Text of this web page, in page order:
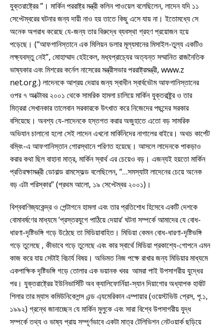
যুক্তরাষ্ট্রের ”। মার্কিন পররাষ্ট্র মন্ত্রী কলিন পাওয়েল বলেছিলেন, লাদেন যদি ১১
সেপ্টেম্বরের ঘটনার জন্য দায়ী নাও হয় তাতে কিছু এসে যায় না। ইতোমধ্যে সে
অনেক অপরাধ করেছে যে-জন্য তার বিরুদ্ধে ব্যবস্থা গ্রহণ প্রয়োজন হয়ে
পড়েছে। (“আফগানিস্তানে এক মিলিয়ন ডলার মূল্যমানের মিসাইল-তুল্য একটিও
লক্ষ্যবস্তু নেই”, মোহাম্মাদ হেইকেল, মধ্যপ্রাচ্যের অত্যন্ত সম্মানিত রাজনৈতিক
ভাষ্যকার এবং মিশরের কর্নেল নাসেরের মন্ত্রীসভার পররাষ্ট্রমন্ত্রী, www.z
net.org.) লাদেনকে আশ্রয় দেয়ার জন্য স্বাধীন স্বার্বভৌম আফগানিস্তানের
ওপর ৭ অক্টোবর ২০০১ থেকে সামরিক হামলা চালিয়ে মার্কিন যুক্তরাষ্ট্র্র ও তার
মিত্ররা সেখানকার তালেবান সরকারকে উৎখাত করে নিজেদের পছন্দের সরকার
বসিয়েছে। অবশ্য যে-লাদেনকে হস্তগত করার অজুহাতে এতো বড় সামরিক
অভিযান চালানো হলো সেই লাদেন এখনো মার্কিনিদের নাগালের বাইরে। অথচ কার্পেট
বম্বিং-এ আফগানিস্তান গোরস্থানে পরিণত হয়েছে। আসলে লাদেনকে পাকড়াও
করার কথা ছিল বাহানা মাত্র, মার্কিন স্বার্থ এর চেয়েও বড়। এজন্যই হয়তো মার্কিন
প্রতিরক্ষামন্ত্রী ডোনাল্ড রামস্ফেল্ড বলেছিলেন, “…সমস্যাটা লাদেনের চেয়ে অনেক
বড় এটা পরিস্কার” (প্রথম আলো, ১৯ সেপ্টেম্বর ২০০১)।
বিশ্ববাণিজ্যকেন্দ্র ও পেন্টাগনে হামলা এবং তার প্রতিশোধ হিসেবে একটি দেশকে
বোমাবর্ষণের মাধ্যমে ‘প্রস্তরযুগে পাঠিয়ে দেয়ার’ ঘটনা সম্পর্কে আমাদের যে বোধ-
ধারণা-দৃষ্টিভঙ্গি গড়ে উঠেছে তা মিডিয়াবাহিত। মিডিয়া কেমন বোধ-ধারণা-দৃষ্টিভঙ্গি
গড়ে তুলেছে , কীভাবে গড়ে তুলেছে এবং কার স্বার্থে মিডিয়া প্রকাশ্যে-গোপনে এমন
কাজ করে যায় সেটাই বিচার্য বিষয়। অভিমত নিজ পক্ষে রাখার জন্য মিডিয়ার মাধ্যমে
একপাক্ষিক দৃষ্টিভঙ্গি গড়ে তোলার এক ভয়ানক খবর আমরা পাই উপসাগরীয় যুদ্ধের
পর। যুক্তরাষ্ট্রের ইউনিভার্সিটি অব ক্যালিফোর্নিয়া-স্যান দিয়াগোর অধ্যাপক হার্বাট
শিলার তার ম্যাস কমিউনিকেশন্স এন্ড এ্যমেরিকান এম্পায়ার (ওয়েস্টভিউ প্রেস, পৃ.১,
১৯৯২) গ্রন্থে জানাচ্ছেন যে মার্কিন মুলুকে এবং সারা বিশ্বে উপসাগরীয় যুদ্ধ
সম্পর্কে তথ্য ও ভাষ্য প্রায় সম্পূর্ণভাবে একটা মাত্র টেলিভিশন নেটওয়ার্ক ছড়িয়ে